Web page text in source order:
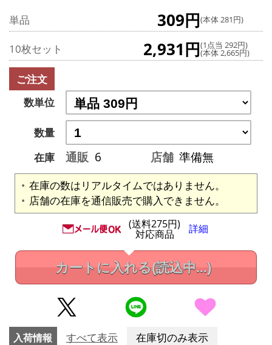
単品 309円(本体 281円)
10枚セット 2,931円(1点当 292円)
(本体 2,665円)
ご注文
数単位
数量
在庫
通販 6 店舗 準備無
在庫の数はリアルタイムではありません。
店舗の在庫を通信販売で購入できません。
(送料275円)
対応商品 詳細
カートに入れる(読込中...)
入荷情報 すべて表示 在庫切のみ表示